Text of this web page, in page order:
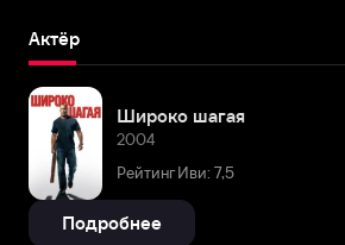
Актёр
Широко шагая
2004
Рейтинг Иви: 7,5
Подробнее